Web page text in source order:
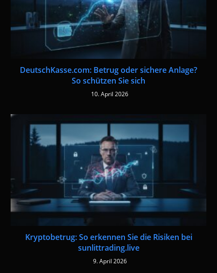
DeutschKasse.com: Betrug oder sichere Anlage?
So schützen Sie sich
10. April 2026
Kryptobetrug: So erkennen Sie die Risiken bei
sunlittrading.live
9. April 2026